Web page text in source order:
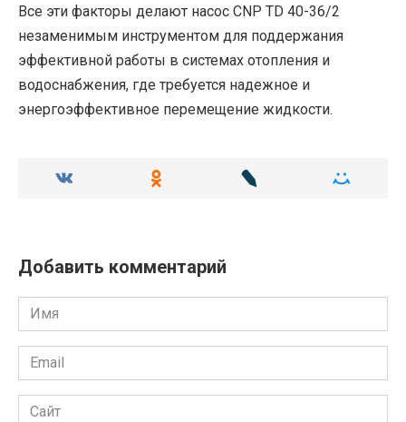
Все эти факторы делают насос CNP TD 40-36/2
незаменимым инструментом для поддержания
эффективной работы в системах отопления и
водоснабжения, где требуется надежное и
энергоэффективное перемещение жидкости.
Добавить комментарий
Имя
Email
Сайт